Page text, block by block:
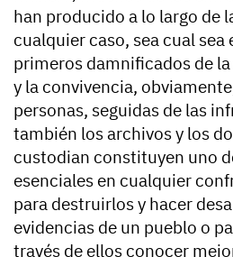
han producido a lo largo de
cualquier caso, sea cual
primeros damnificados de
y la convivencia,
personas, seguidas de las
también los archivos y los
custodian constituyen uno
esenciales en cualquier
para destruirlos y hacer
evidencias de un pueblo o
través de ellos conocer